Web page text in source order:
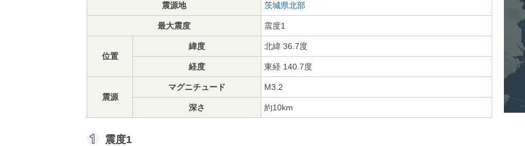
震源地 茨城県北部
最大震度 震度1
位置
緯度 北緯 36.7度
経度 東経 140.7度
震源
マグニチュード M3.2
深さ 約10km
震度1